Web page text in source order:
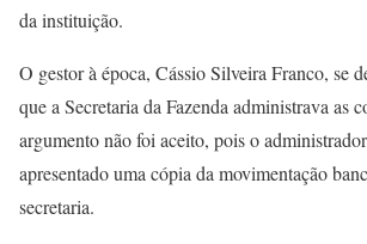
da instituição.
O gestor à época, Cássio Silveira Franco, se
que a Secretaria da Fazenda administrava as
argumento não foi aceito, pois o
apresentado uma cópia da movimentação
secretaria.